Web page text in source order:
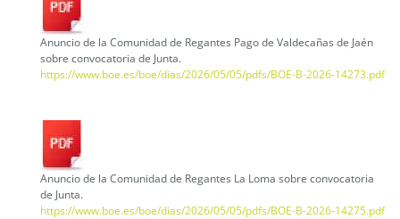
Anuncio de la Comunidad de Regantes Pago de Valdecañas de Jaén
sobre convocatoria de Junta.
https://www.boe.es/boe/dias/2026/05/05/pdfs/BOE-B-2026-14273.pdf
Anuncio de la Comunidad de Regantes La Loma sobre convocatoria
de Junta.
https://www.boe.es/boe/dias/2026/05/05/pdfs/BOE-B-2026-14275.pdf